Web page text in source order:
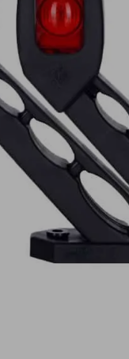
Oferty
Inne
Kontakt